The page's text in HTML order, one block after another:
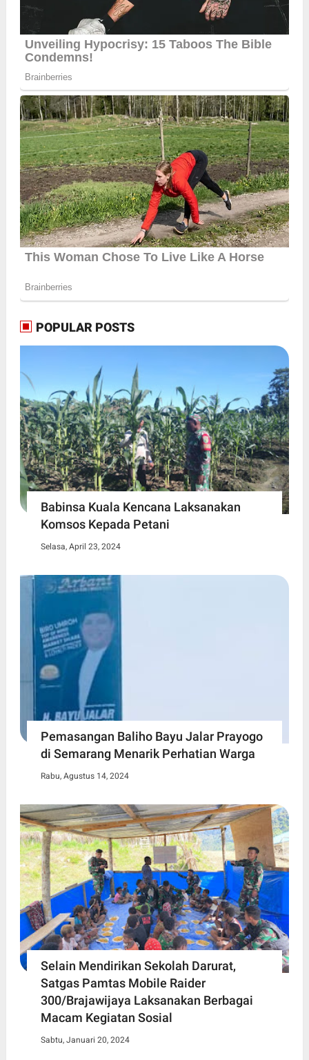
POPULAR POSTS
Babinsa Kuala Kencana Laksanakan
Komsos Kepada Petani
Selasa, April 23, 2024
Pemasangan Baliho Bayu Jalar Prayogo
di Semarang Menarik Perhatian Warga
Rabu, Agustus 14, 2024
Selain Mendirikan Sekolah Darurat,
Satgas Pamtas Mobile Raider
300/Brajawijaya Laksanakan Berbagai
Macam Kegiatan Sosial
Sabtu, Januari 20, 2024